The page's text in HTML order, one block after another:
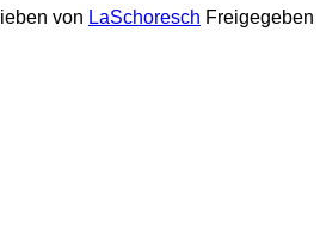
von LaSchoresch Freigegeben